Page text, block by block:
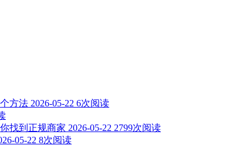
方法 2026-05-22 6次阅读
找到正规商家 2026-05-22 2799次阅读
05-22 8次阅读